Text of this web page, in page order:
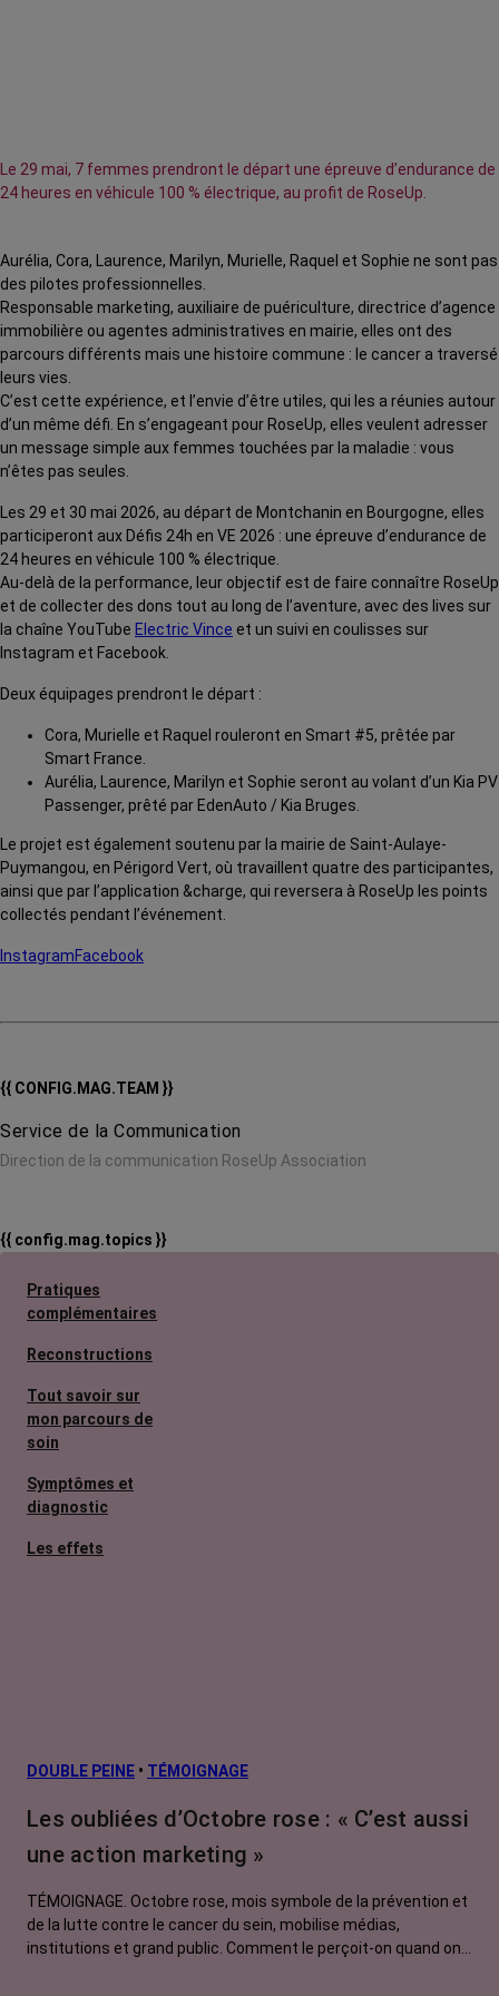
Le 29 mai, 7 femmes prendront le départ une épreuve d’endurance de
24 heures en véhicule 100 % électrique, au profit de RoseUp.
Aurélia, Cora, Laurence, Marilyn, Murielle, Raquel et Sophie ne sont pas
des pilotes professionnelles.
Responsable marketing, auxiliaire de puériculture, directrice d’agence
immobilière ou agentes administratives en mairie, elles ont des
parcours différents mais une histoire commune : le cancer a traversé
leurs vies.
C’est cette expérience, et l’envie d’être utiles, qui les a réunies autour
d’un même défi. En s’engageant pour RoseUp, elles veulent adresser
un message simple aux femmes touchées par la maladie : vous
n’êtes pas seules.
Les 29 et 30 mai 2026, au départ de Montchanin en Bourgogne, elles
participeront aux Défis 24h en VE 2026 : une épreuve d’endurance de
24 heures en véhicule 100 % électrique.
Au-delà de la performance, leur objectif est de faire connaître RoseUp
et de collecter des dons tout au long de l’aventure, avec des lives sur
la chaîne YouTube Electric Vince et un suivi en coulisses sur
Instagram et Facebook.
Deux équipages prendront le départ :
Cora, Murielle et Raquel rouleront en Smart #5, prêtée par
Smart France.
Aurélia, Laurence, Marilyn et Sophie seront au volant d’un Kia PV
Passenger, prêté par EdenAuto / Kia Bruges.
Le projet est également soutenu par la mairie de Saint-Aulaye-
Puymangou, en Périgord Vert, où travaillent quatre des participantes,
ainsi que par l’application &charge, qui reversera à RoseUp les points
collectés pendant l’événement.
InstagramFacebook
{{ CONFIG.MAG.TEAM }}
Service de la Communication
Direction de la communication RoseUp Association
{{ config.mag.topics }}
Pratiques
complémentaires
Reconstructions
Tout savoir sur
mon parcours de
soin
Symptômes et
diagnostic
Les effets
prévention
Traitements
contre le cancer
DOUBLE PEINE • TÉMOIGNAGE
Les oubliées d’Octobre rose : « C’est aussi
une action marketing »
TÉMOIGNAGE. Octobre rose, mois symbole de la prévention et
de la lutte contre le cancer du sein, mobilise médias,
institutions et grand public. Comment le perçoit-on quand on